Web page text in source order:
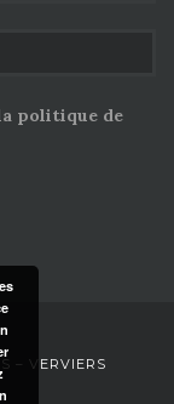
politique de
– VERVIERS